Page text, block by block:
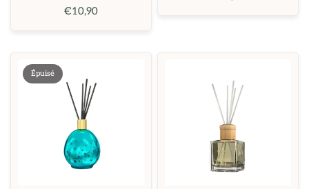
€10,90
Épuisé